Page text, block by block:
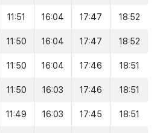
11:51 16:04 17:47 18:52
11:50 16:04 17:47 18:52
11:50 16:04 17:46 18:51
11:50 16:03 17:46 18:51
11:49 16:03 17:45 18:51